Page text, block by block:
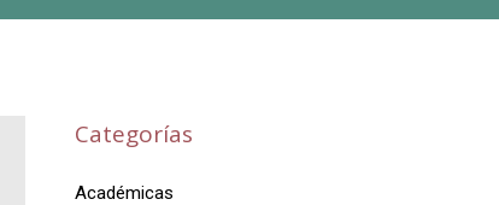
Categorías
Académicas